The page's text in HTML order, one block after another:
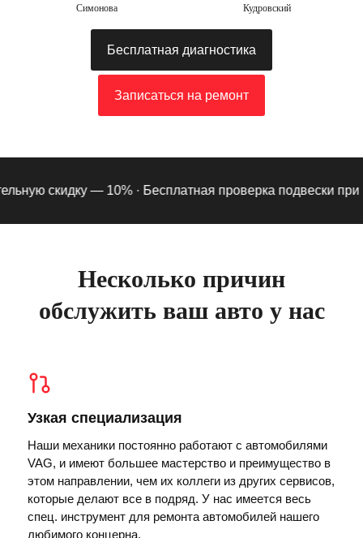
Симонова Кудровский
Бесплатная диагностика
Записаться на ремонт
скидку — 10% ·Бесплатная проверка подвески при
Несколько причин
обслужить ваш авто у нас
Узкая специализация
Наши механики постоянно работают с автомобилями
VAG, и имеют большее мастерство и преимущество в
этом направлении, чем их коллеги из других сервисов,
которые делают все в подряд. У нас имеется весь
спец. инструмент для ремонта автомобилей нашего
любимого концерна.